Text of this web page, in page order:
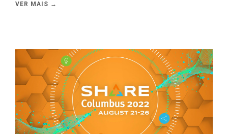
VER MAIS →